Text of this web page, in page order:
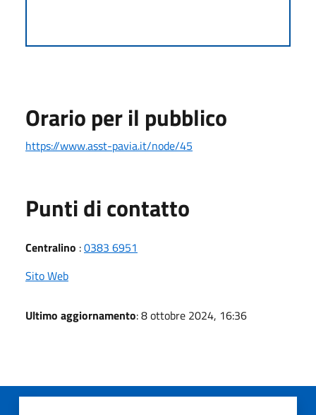
Orario per il pubblico
https://www.asst-pavia.it/node/45
Punti di contatto
Centralino :0383 6951
Sito Web
Ultimo aggiornamento: 8 ottobre 2024, 16:36